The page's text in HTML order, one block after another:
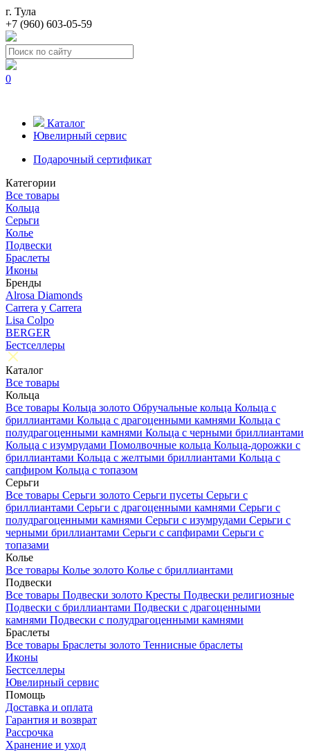
г. Тула
+7 (960) 603-05-59
0
Каталог
Ювелирный сервис
Подарочный сертификат
Категории
Все товары
Кольца
Серьги
Колье
Подвески
Браслеты
Иконы
Бренды
Alrosa Diamonds
Carrera y Carrera
Lisa Colpo
BERGER
Бестселлеры
Каталог
Все товары
Кольца
Все товары Кольца золото Обручальные кольца Кольца с
бриллиантами Кольца с драгоценными камнями Кольца с
полудрагоценными камнями Кольца с черными бриллиантами
Кольца с изумрудами Помолвочные кольца Кольца-дорожки с
бриллиантами Кольца с желтыми бриллиантами Кольца с
сапфиром Кольца с топазом
Серьги
Все товары Серьги золото Серьги пусеты Серьги с
бриллиантами Серьги с драгоценными камнями Серьги с
полудрагоценными камнями Серьги с изумрудами Серьги с
черными бриллиантами Серьги с сапфирами Серьги с
топазами
Колье
Все товары Колье золото Колье с бриллиантами
Подвески
Все товары Подвески золото Кресты Подвески религиозные
Подвески с бриллиантами Подвески с драгоценными
камнями Подвески с полудрагоценными камнями
Браслеты
Все товары Браслеты золото Теннисные браслеты
Иконы
Бестселлеры
Ювелирный сервис
Помощь
Доставка и оплата
Гарантия и возврат
Рассрочка
Хранение и уход